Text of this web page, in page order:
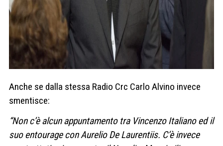
Anche se dalla stessa Radio Crc Carlo Alvino invece
smentisce:
“Non c’è alcun appuntamento tra Vincenzo Italiano ed il
suo entourage con Aurelio De Laurentiis. C’è invece